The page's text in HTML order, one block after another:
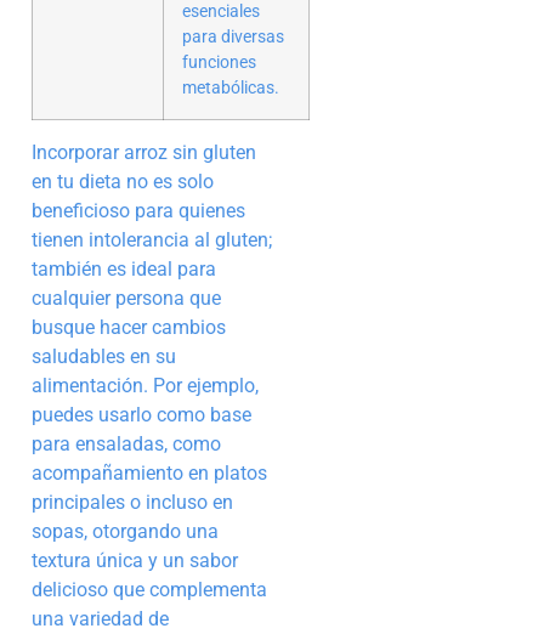
esenciales
para diversas
funciones
metabólicas.
Incorporar arroz sin gluten
en tu dieta no es solo
beneficioso para quienes
tienen intolerancia al gluten;
también es ideal para
cualquier persona que
busque hacer cambios
saludables en su
alimentación. Por ejemplo,
puedes usarlo como base
para ensaladas, como
acompañamiento en platos
principales o incluso en
sopas, otorgando una
textura única y un sabor
delicioso que complementa
una variedad de